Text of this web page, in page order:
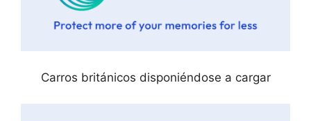
Carros británicos disponiéndose a cargar